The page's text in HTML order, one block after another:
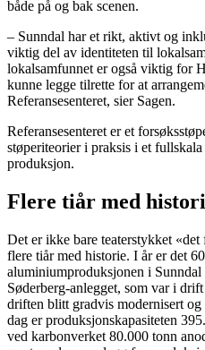
både på og bak scenen.
– Sunndal har et rikt, aktivt og
viktig del av identiteten til
lokalsamfunnet er også viktig for
kunne legge tilrette for at
Referansesenteret, sier Sagen.
Referansesenteret er et
støperiteorier i praksis i et
produksjon.
Flere tiår med
Det er ikke bare teaterstykket «det
flere tiår med historie. I år er det
aluminiumproduksjonen i Sunndal
Søderberg-anlegget, som var i
driften blitt gradvis modernisert
dag er produksjonskapasiteten
ved karbonverket 80.000 tonn